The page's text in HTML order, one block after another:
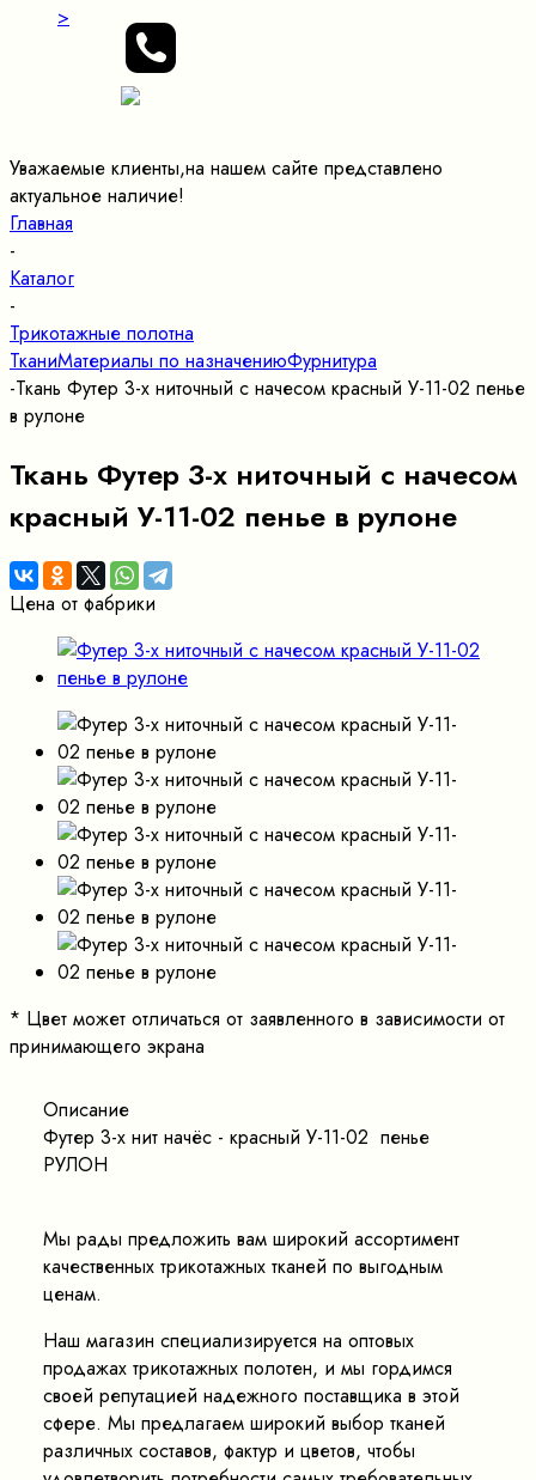
Уважаемые клиенты,на нашем сайте представлено
актуальное наличие!
Главная
-
Каталог
-
Трикотажные полотна
ТканиМатериалы по назначениюФурнитура
-Ткань Футер 3-х ниточный с начесом красный У-11-02 пенье
в рулоне
Ткань Футер 3-х ниточный с начесом
красный У-11-02 пенье в рулоне
Цена от фабрики
>
* Цвет может отличаться от заявленного в зависимости от
принимающего экрана
Описание
Футер 3-х нит начёс - красный У-11-02 пенье
РУЛОН
Мы рады предложить вам широкий ассортимент
качественных трикотажных тканей по выгодным
ценам.
Наш магазин специализируется на оптовых
продажах трикотажных полотен, и мы гордимся
своей репутацией надежного поставщика в этой
сфере. Мы предлагаем широкий выбор тканей
различных составов, фактур и цветов, чтобы